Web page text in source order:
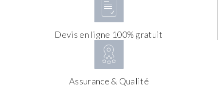
Devis en ligne 100% gratuit
Assurance & Qualité